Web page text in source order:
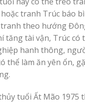
tranh Trúc báo
theo hướng
tăng tài vận, Trúc có
hanh thông,
thể làm ăn yên ổn,
tuổi Ất Mão 1975